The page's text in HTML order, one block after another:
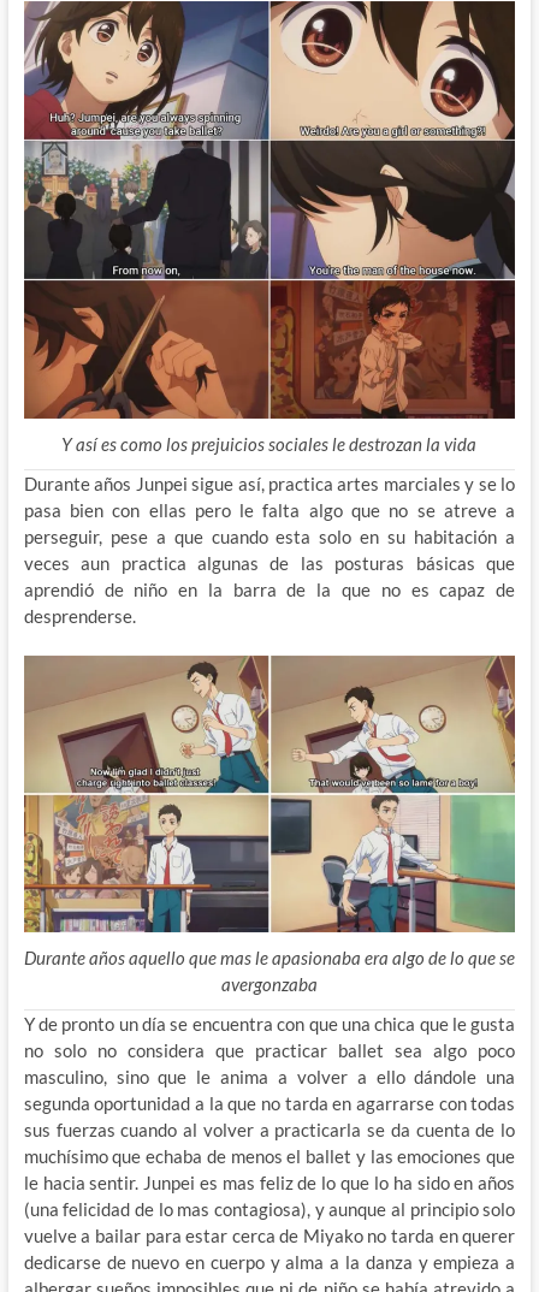
Y así es como los prejuicios sociales le destrozan la vida
Durante años Junpei sigue así, practica artes marciales y se lo
pasa bien con ellas pero le falta algo que no se atreve a
perseguir, pese a que cuando esta solo en su habitación a
veces aun practica algunas de las posturas básicas que
aprendió de niño en la barra de la que no es capaz de
desprenderse.
Durante años aquello que mas le apasionaba era algo de lo que se
avergonzaba
Y de pronto un día se encuentra con que una chica que le gusta
no solo no considera que practicar ballet sea algo poco
masculino, sino que le anima a volver a ello dándole una
segunda oportunidad a la que no tarda en agarrarse con todas
sus fuerzas cuando al volver a practicarla se da cuenta de lo
muchísimo que echaba de menos el ballet y las emociones que
le hacia sentir. Junpei es mas feliz de lo que lo ha sido en años
(una felicidad de lo mas contagiosa), y aunque al principio solo
vuelve a bailar para estar cerca de Miyako no tarda en querer
dedicarse de nuevo en cuerpo y alma a la danza y empieza a